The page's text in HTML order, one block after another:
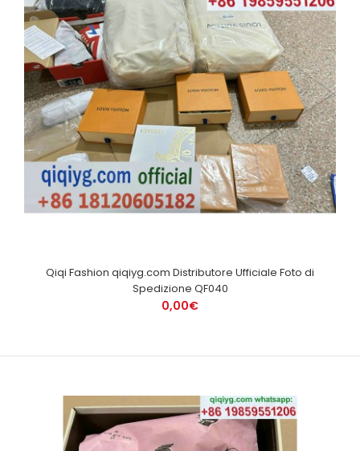
Qiqi Fashion qiqiyg.com Distributore Ufficiale Foto di
Spedizione QF040
0,00€